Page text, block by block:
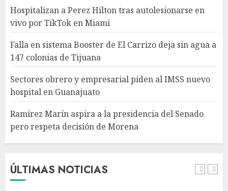
Hospitalizan a Perez Hilton tras autolesionarse en
vivo por TikTok en Miami
Falla en sistema Booster de El Carrizo deja sin agua a
147 colonias de Tijuana
Sectores obrero y empresarial piden al IMSS nuevo
hospital en Guanajuato
Ramírez Marín aspira a la presidencia del Senado
pero respeta decisión de Morena
ÚLTIMAS NOTICIAS
4
AGOSTO 6, 2026
5
Ramírez Marín aspira a la
presidencia del Senado pero
respeta decisión de Morena
AGOSTO 6, 2026
1
Detienen a persona por
intentar cobrar cheque falso
AGOSTO 6, 2026